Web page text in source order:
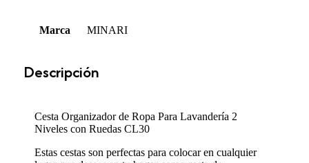
Marca MINARI
Descripción
Cesta Organizador de Ropa Para Lavandería 2
Niveles con Ruedas CL30
Estas cestas son perfectas para colocar en cualquier